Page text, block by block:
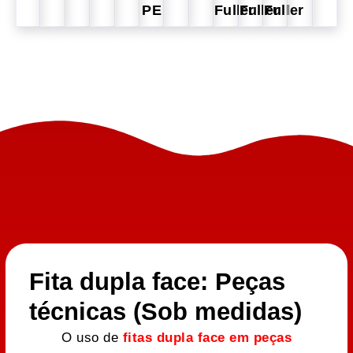
PE
FullerFullerFuller
Fita dupla face: Peças
técnicas (Sob medidas)
O uso de fitas dupla face em peças